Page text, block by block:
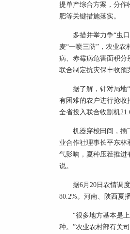
提单产综合方案，分作
肥等关键措施落实。
多措并举力争“虫
麦“一喷三防”，农业
病、赤霉病危害面积分
联合制定抗灾保丰收预
据了解，针对局地
有困难的农户进行抢收
全省投入联合收割机
机器穿梭田间，插
业合作社理事长平东林
气影响，夏种压茬推进
说。
据6月20日农情调
80.2%。河南、陕西夏
“很多地方基本是
种。”农业农村部有关